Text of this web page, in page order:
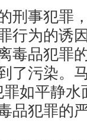
事犯罪
行为的诱
品犯罪
了污染。
如平静
品犯罪的